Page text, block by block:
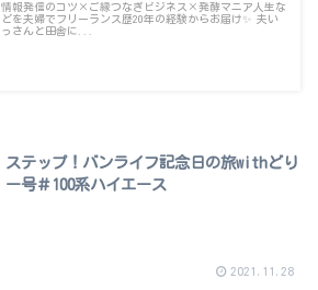
情報発信のコツ×ご縁つなぎビジネス×発酵マニア人生な
どを夫婦でフリーランス歴20年の経験からお届け✨ 夫い
っさんと田舎に...
ステップ！バンライフ記念日の旅withどり
ー号＃100系ハイエース
2021.11.28